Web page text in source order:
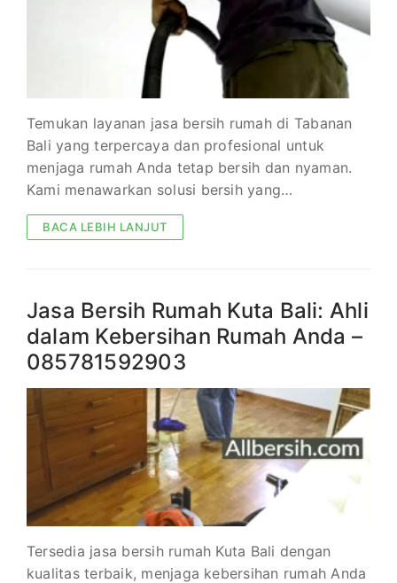
Temukan layanan jasa bersih rumah di Tabanan
Bali yang terpercaya dan profesional untuk
menjaga rumah Anda tetap bersih dan nyaman.
Kami menawarkan solusi bersih yang…
BACA LEBIH LANJUT
Jasa Bersih Rumah Kuta Bali: Ahli
dalam Kebersihan Rumah Anda –
085781592903
Tersedia jasa bersih rumah Kuta Bali dengan
kualitas terbaik, menjaga kebersihan rumah Anda